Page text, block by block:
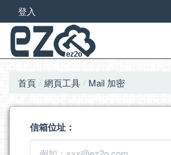
登入
首頁 網頁工具 Mail 加密
信箱位址：